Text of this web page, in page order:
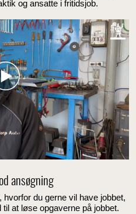
og ansatte i fritidsjob.
ansøgning
du gerne vil have jobbet,
at løse opgaverne på jobbet.